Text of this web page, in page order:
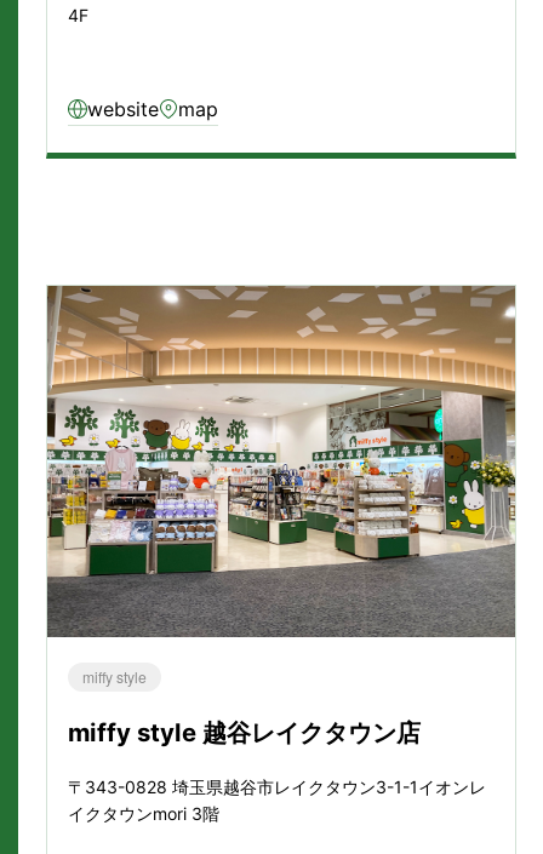
4F
website map
miffy style
miffy style 越谷レイクタウン店
〒343-0828 埼玉県越谷市レイクタウン3-1-1イオンレ
イクタウンmori 3階